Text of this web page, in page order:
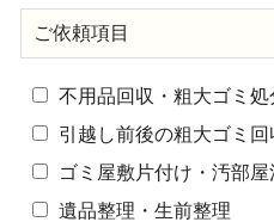
ご依頼項目
不用品回収・粗大ゴミ処
引越し前後の粗大ゴミ回
ゴミ屋敷片付け・汚部屋
遺品整理・生前整理